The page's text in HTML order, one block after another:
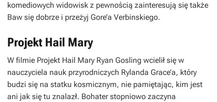
komediowych widowisk z pewnością zainteresują się także
Baw się dobrze i przeżyj Gore’a Verbinskiego.
Projekt Hail Mary
W filmie Projekt Hail Mary Ryan Gosling wcielił się w
nauczyciela nauk przyrodniczych Rylanda Grace’a, który
budzi się na statku kosmicznym, nie pamiętając, kim jest
ani jak się tu znalazł. Bohater stopniowo zaczyna